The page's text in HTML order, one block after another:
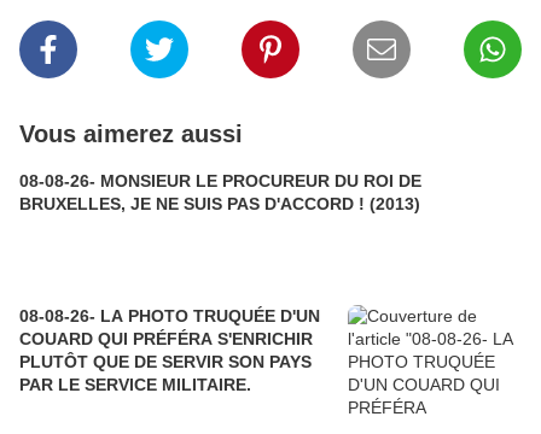
Vous aimerez aussi
08-08-26- MONSIEUR LE PROCUREUR DU ROI DE
BRUXELLES, JE NE SUIS PAS D'ACCORD ! (2013)
08-08-26- LA PHOTO TRUQUÉE D'UN
COUARD QUI PRÉFÉRA S'ENRICHIR
PLUTÔT QUE DE SERVIR SON PAYS
PAR LE SERVICE MILITAIRE.